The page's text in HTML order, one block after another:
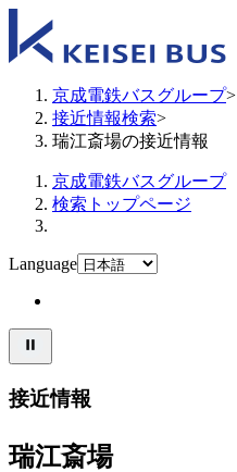
京成電鉄バスグループ>
接近情報検索>
瑞江斎場の接近情報
京成電鉄バスグループ
検索トップページ
Language
接近情報
瑞江斎場